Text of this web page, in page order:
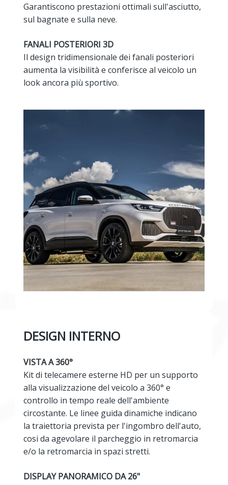
Garantiscono prestazioni ottimali sull'asciutto,
sul bagnate e sulla neve.
FANALI POSTERIORI 3D
Il design tridimensionale dei fanali posteriori
aumenta la visibilità e conferisce al veicolo un
look ancora più sportivo.
DESIGN INTERNO
VISTA A 360°
Kit di telecamere esterne HD per un supporto
alla visualizzazione del veicolo a 360° e
controllo in tempo reale dell'ambiente
circostante. Le linee guida dinamiche indicano
la traiettoria prevista per l'ingombro dell'auto,
cosi da agevolare il parcheggio in retromarcia
e/o la retromarcia in spazi stretti.
DISPLAY PANORAMICO DA 26"